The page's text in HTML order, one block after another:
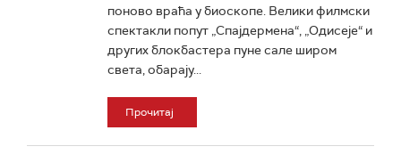
поново враћа у биоскопе. Велики филмски
спектакли попут „Спајдермена“, „Одисеје“ и
других блокбастера пуне сале широм
света, обарају...
Прочитај